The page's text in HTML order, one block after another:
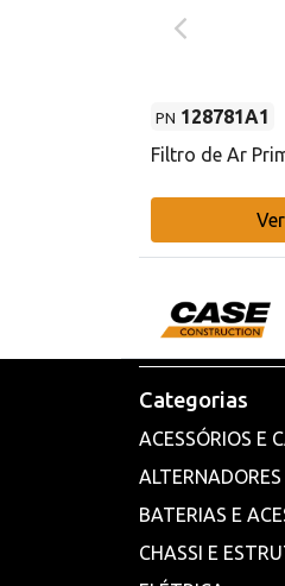
PN 128781A1
Filtro de Ar
Categorias
ACESSÓRIOS E
BATERIAS E
CHASSI E